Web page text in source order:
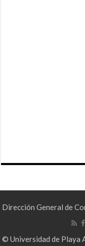
Dirección General de
© Universidad de Playa